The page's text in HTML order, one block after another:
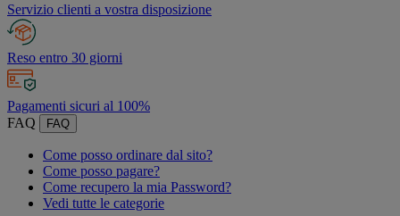
Servizio clienti a vostra disposizione
Reso entro 30 giorni
Pagamenti sicuri al 100%
FAQ
FAQ
Come posso ordinare dal sito?
Come posso pagare?
Come recupero la mia Password?
Vedi tutte le categorie